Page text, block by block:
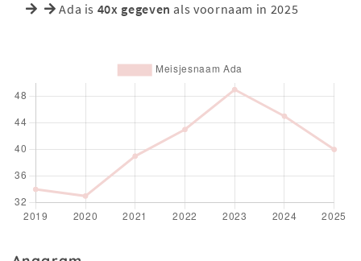
Ada is 40x gegeven als voornaam in 2025